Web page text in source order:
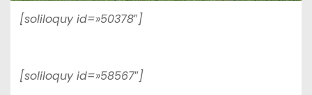
[soliloquy id=»50378″]
[soliloquy id=»58567″]